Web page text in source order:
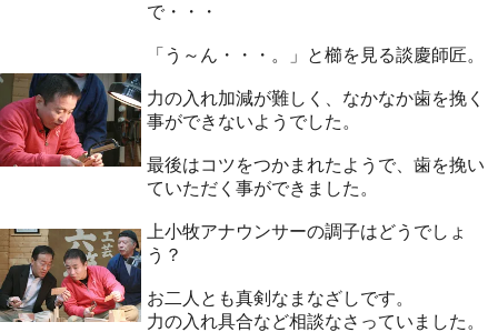
で・・・
「う～ん・・・。」と櫛を見る談慶師匠。
力の入れ加減が難しく、なかなか歯を挽く
事ができないようでした。
最後はコツをつかまれたようで、歯を挽い
ていただく事ができました。
上小牧アナウンサーの調子はどうでしょ
う？
お二人とも真剣なまなざしです。
力の入れ具合など相談なさっていました。